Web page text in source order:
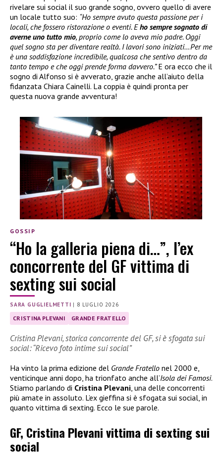
rivelare sui social il suo grande sogno, ovvero quello di avere
un locale tutto suo: “Ho sempre avuto questa passione per i
locali, che fossero ristorazione o eventi. Eho sempre sognato di
averne uno tutto mio, proprio come lo aveva mio padre. Oggi
quel sogno sta per diventare realtà. I lavori sono iniziati…Per me
è una soddisfazione incredibile, qualcosa che sentivo dentro da
tanto tempo e che oggi prende forma davvero.”E ora ecco che il
sogno di Alfonso si è avverato, grazie anche all’aiuto della
fidanzata Chiara Cainelli. La coppia è quindi pronta per
questa nuova grande avventura!
GOSSIP
“Ho la galleria piena di…”, l’ex
concorrente del GF vittima di
sexting sui social
SARA GUGLIELMETTI | 8 LUGLIO 2026
CRISTINA PLEVANI GRANDE FRATELLO
Cristina Plevani, storica concorrente del GF, si è sfogata sui
social: “Ricevo foto intime sui social”
Ha vinto la prima edizione del Grande Fratello nel 2000 e,
venticinque anni dopo, ha trionfato anche all’Isola dei Famosi.
Stiamo parlando di Cristina Plevani , una delle concorrenti
più amate in assoluto. L’ex gieffina si è sfogata sui social, in
quanto vittima di sexting. Ecco le sue parole.
GF, Cristina Plevani vittima di sexting sui
social